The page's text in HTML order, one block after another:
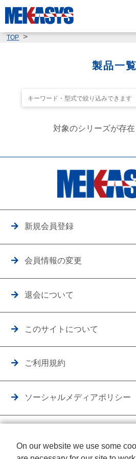
TOP
製品一覧
対象のシリーズが存在
新規会員登録
会員情報の変更
退会について
このサイトについて
ご利用規約
ソーシャルメディアポリシー
On our website we use some